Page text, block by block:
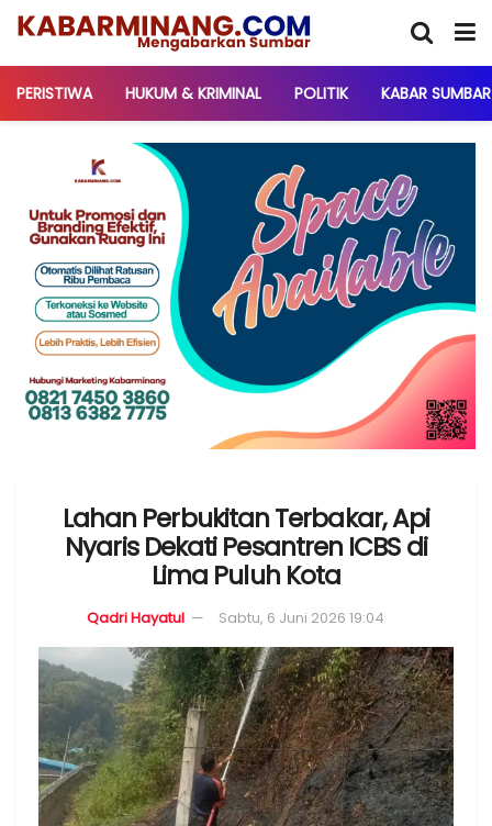
PERISTIWA HUKUM & KRIMINAL POLITIK KABAR SUMBAR
Lahan Perbukitan Terbakar, Api
Nyaris Dekati Pesantren ICBS di
Lima Puluh Kota
Qadri Hayatul Sabtu, 6 Juni 2026 19:04